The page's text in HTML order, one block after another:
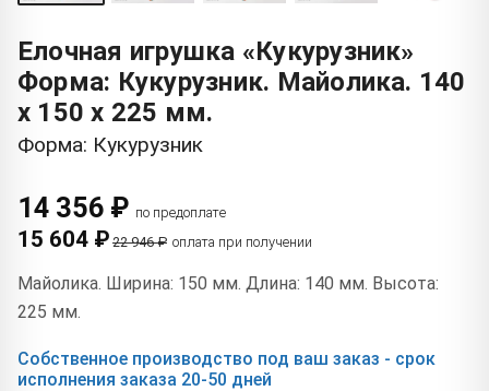
Елочная игрушка «Кукурузник»
Форма: Кукурузник. Майолика. 140
x 150 x 225 мм.
Форма: Кукурузник
14 356 ₽ по предоплате
15 604 ₽ 22 946 ₽ оплата при получении
Майолика. Ширина: 150 мм. Длина: 140 мм. Высота:
225 мм.
Собственное производство под ваш заказ - срок
исполнения заказа 20-50 дней